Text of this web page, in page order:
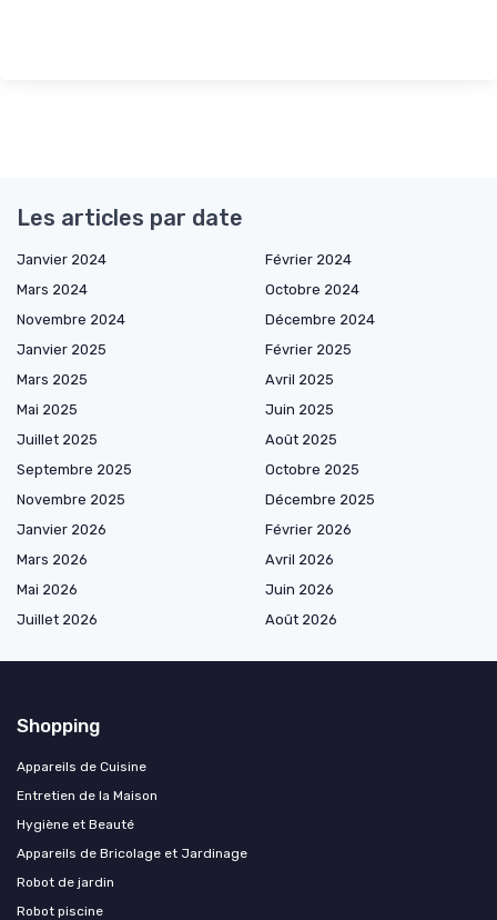
Les articles par date
Janvier 2024
Février 2024
Mars 2024
Octobre 2024
Novembre 2024
Décembre 2024
Janvier 2025
Février 2025
Mars 2025
Avril 2025
Mai 2025
Juin 2025
Juillet 2025
Août 2025
Septembre 2025
Octobre 2025
Novembre 2025
Décembre 2025
Janvier 2026
Février 2026
Mars 2026
Avril 2026
Mai 2026
Juin 2026
Juillet 2026
Août 2026
Shopping
Appareils de Cuisine
Entretien de la Maison
Hygiène et Beauté
Appareils de Bricolage et Jardinage
Robot de jardin
Robot piscine